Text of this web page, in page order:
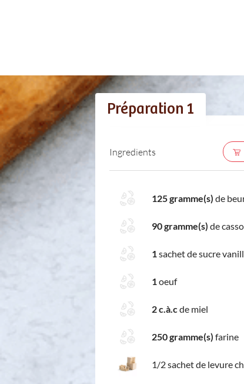
Préparation 1
Ingredients
125 gramme(s) de
90 gramme(s) de
1 sachet de sucre
1 oeuf
2 c.à.c de miel
250 gramme(s) farine
1/2 sachet de levure